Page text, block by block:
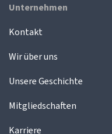
Unternehmen
Kontakt
Wir über uns
Unsere Geschichte
Mitgliedschaften
Karriere